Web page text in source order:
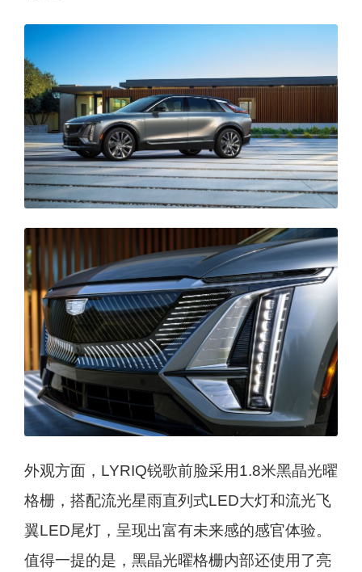
外观方面，LYRIQ锐歌前脸采用1.8米黑晶光曜
格栅，搭配流光星雨直列式LED大灯和流光飞
翼LED尾灯，呈现出富有未来感的感官体验。
值得一提的是，黑晶光曜格栅内部还使用了亮